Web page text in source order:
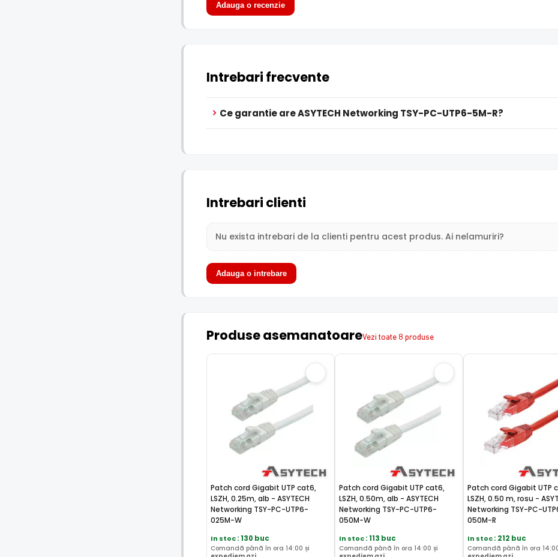
Adauga o recenzie
Intrebari frecvente
Ce garantie are ASYTECH Networking TSY-PC-UTP6-5M-R?
Intrebari clienti
Nu exista intrebari de la clienti pentru acest produs. Ai nelamuriri?
Adauga o intrebare
Produse asemanatoareVezi toate 8 produse
Patch cord Gigabit UTP cat6,
LSZH, 0.25m, alb - ASYTECH
Networking TSY-PC-UTP6-
025M-W
In stoc: 130 buc
Comandă până în ora 14:00 și
Patch cord Gigabit UTP cat6,
LSZH, 0.50m, alb - ASYTECH
Networking TSY-PC-UTP6-
050M-W
In stoc: 113 buc
Comandă până în ora 14:00 și
Patch cord Gigabit UTP
LSZH, 0.50 m, rosu -
Networking TSY-PC-
050M-R
In stoc: 212 buc
Comandă până în ora